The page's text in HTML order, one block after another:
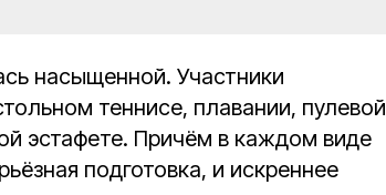
насыщенной. Участники
теннисе, плавании, пулевой
эстафете. Причём в каждом виде
подготовка, и искреннее